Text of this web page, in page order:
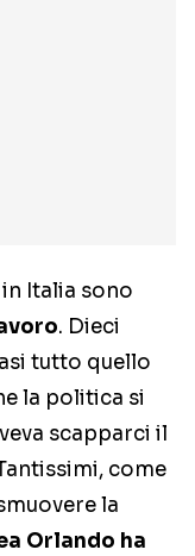
Italia sono
. Dieci
tutto quello
la politica si
scapparci il
come
la
Orlando ha